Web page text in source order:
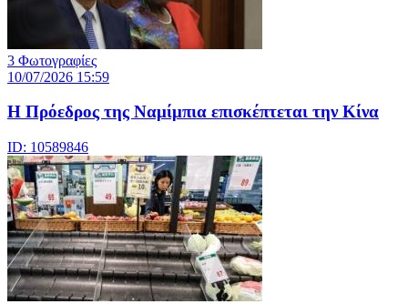
3 Φωτογραφίες
10/07/2026 15:59
Η Πρόεδρος της Ναμίμπια επισκέπτεται την Κίνα
ID: 10589846